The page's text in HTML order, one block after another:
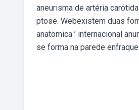
aneurisma de artéria
ptose. Webexistem duas
anatomica ’ internacional
se forma na parede